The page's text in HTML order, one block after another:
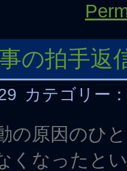
の拍手返
カテゴリー：
の原因のひ
くなったと